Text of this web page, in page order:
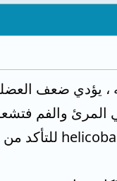
، يؤدي ضعف
والفم